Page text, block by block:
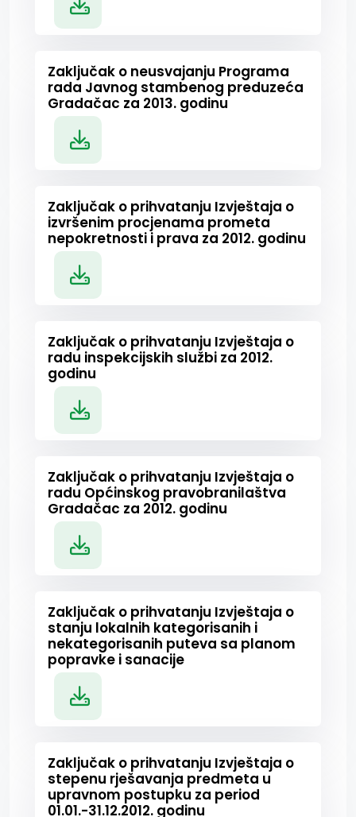
Zaključak o neusvajanju Programa
rada Javnog stambenog preduzeća
Gradačac za 2013. godinu
Zaključak o prihvatanju Izvještaja o
izvršenim procjenama prometa
nepokretnosti i prava za 2012. godinu
Zaključak o prihvatanju Izvještaja o
radu inspekcijskih službi za 2012.
godinu
Zaključak o prihvatanju Izvještaja o
radu Općinskog pravobranilaštva
Gradačac za 2012. godinu
Zaključak o prihvatanju Izvještaja o
stanju lokalnih kategorisanih i
nekategorisanih puteva sa planom
popravke i sanacije
Zaključak o prihvatanju Izvještaja o
stepenu rješavanja predmeta u
upravnom postupku za period
01.01.-31.12.2012. godinu